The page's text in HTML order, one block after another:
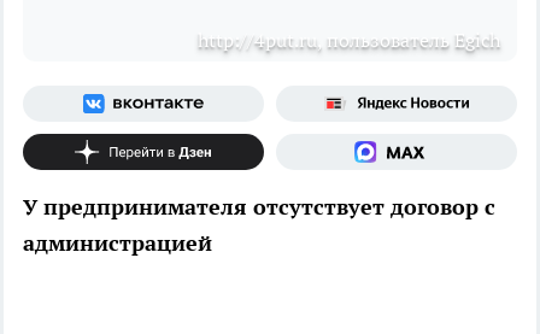
http://4put.ru, пользователь Egich
У предпринимателя отсутствует договор с
администрацией